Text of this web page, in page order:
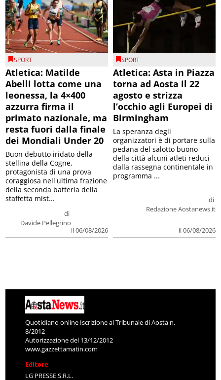
SPORT
Atletica: Matilde
Abelli lotta come una
leonessa, la 4×400
azzurra firma il
primato nazionale, ma
resta fuori dalla finale
dei Mondiali Under 20
di
Davide Pellegrino
il 06/08/2026
Buon debutto iridato della
stellina della Cogne,
protagonista di una prova
coraggiosa nell'ultima frazione
della seconda batteria della
staffetta mist...
SPORT
Atletica: Asta in Piazza
torna ad Aosta il 22
agosto e strizza
l’occhio agli Europei di
Birmingham
di
Redazione Aostanews.it
il 06/08/2026
La speranza degli
organizzatori è di portare sulla
pedana del salotto buono
della città alcuni atleti reduci
dalla rassegna continentale in
programma ...
Quotidiano online Iscrizione al Tribunale di Aosta n.
8/2012
Autorizzazione del 13/12/2012
www.gazzettamatin.com
Editore
LG PRESSE S.R.L.